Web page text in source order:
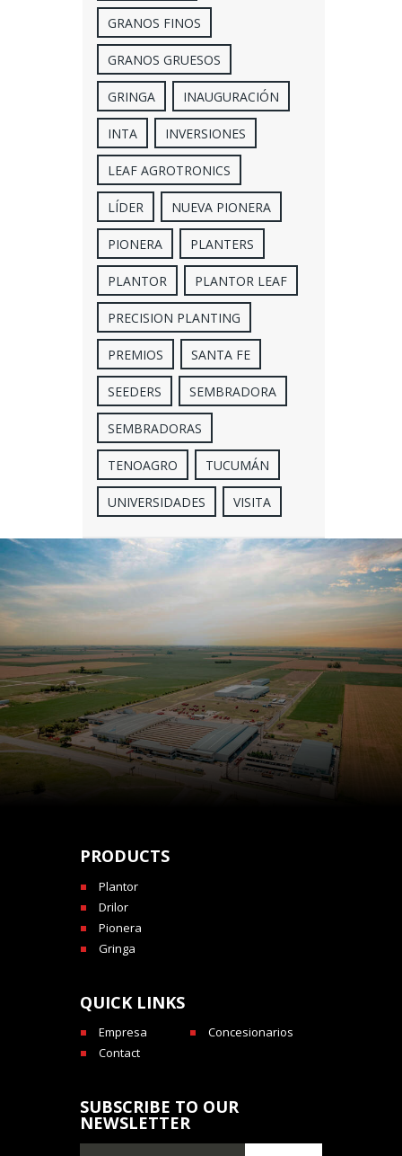
GRANOS FINOS
GRANOS GRUESOS
GRINGA INAUGURACIÓN
INTA INVERSIONES
LEAF AGROTRONICS
LÍDER NUEVA PIONERA
PIONERA PLANTERS
PLANTOR PLANTOR LEAF
PRECISION PLANTING
PREMIOS SANTA FE
SEEDERS SEMBRADORA
SEMBRADORAS
TENOAGRO TUCUMÁN
UNIVERSIDADES VISITA
PRODUCTS
Plantor
Drilor
Pionera
Gringa
QUICK LINKS
Empresa
Concesionarios
Contact
SUBSCRIBE TO OUR
NEWSLETTER